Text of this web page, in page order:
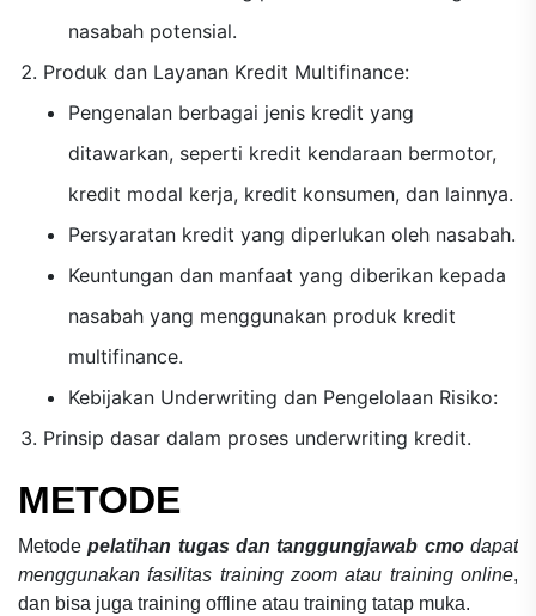
nasabah potensial.
Produk dan Layanan Kredit Multifinance:
Pengenalan berbagai jenis kredit yang
ditawarkan, seperti kredit kendaraan bermotor,
kredit modal kerja, kredit konsumen, dan lainnya.
Persyaratan kredit yang diperlukan oleh nasabah.
Keuntungan dan manfaat yang diberikan kepada
nasabah yang menggunakan produk kredit
multifinance.
Kebijakan Underwriting dan Pengelolaan Risiko:
Prinsip dasar dalam proses underwriting kredit.
METODE
Metodepelatihan tugas dan tanggungjawab cmodapat
menggunakan fasilitas training zoom atau training online,
dan bisa juga training offline atau training tatap muka.